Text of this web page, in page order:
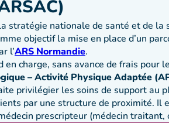
stratégie nationale de santé et de
objectif la mise en place d’un
l’ARS Normandie.
en charge, sans avance de frais pour
– Activité Physique Adaptée
privilégier les soins de support au
par une structure de proximité.
prescripteur (médecin traitant,